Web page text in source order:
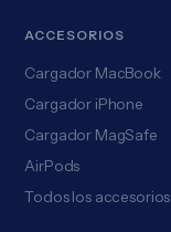
ACCESORIOS
Cargador MacBook
Cargador iPhone
Cargador MagSafe
AirPods
Todos los accesorios